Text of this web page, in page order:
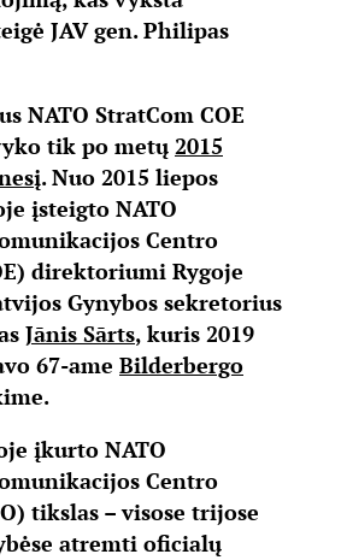
JAV gen. Philipas
NATO StratCom COE
tik po metų 2015
. Nuo 2015 liepos
įsteigto NATO
Centro
direktoriumi Rygoje
Gynybos sekretorius
Jānis Sārts, kuris 2019
67-ame Bilderbergo
įkurto NATO
Centro
tikslas – visose trijose
atremti oficialų